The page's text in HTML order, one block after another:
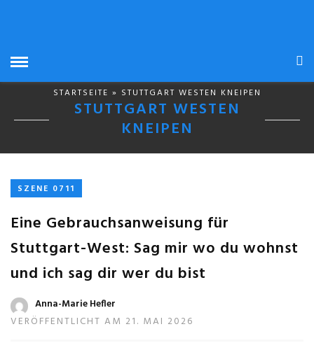
STARTSEITE » STUTTGART WESTEN KNEIPEN
STUTTGART WESTEN
KNEIPEN
SZENE 0711
Eine Gebrauchsanweisung für
Stuttgart-West: Sag mir wo du wohnst
und ich sag dir wer du bist
Anna-Marie Hefler
VERÖFFENTLICHT AM 21. MAI 2026